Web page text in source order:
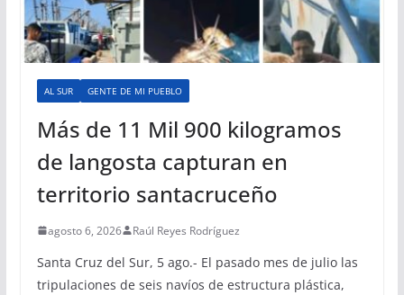
AL SUR GENTE DE MI PUEBLO
Más de 11 Mil 900 kilogramos
de langosta capturan en
territorio santacruceño
agosto 6, 2026 Raúl Reyes Rodríguez
Santa Cruz del Sur, 5 ago.- El pasado mes de julio las
tripulaciones de seis navíos de estructura plástica,